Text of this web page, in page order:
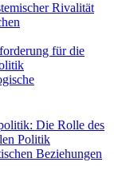
Rivalität
für die
Die Rolle des
Politik
Beziehungen